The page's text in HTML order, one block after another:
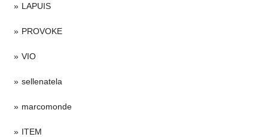
LAPUIS
PROVOKE
VIO
sellenatela
marcomonde
ITEM